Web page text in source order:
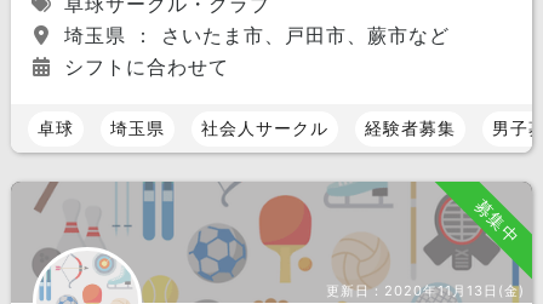
埼玉県 ： さいたま市、戸田市、蕨市など
シフトに合わせて
卓球 埼玉県 社会人サークル 経験者募集 男子
募集中
更新日： 2020年11月13日(金)